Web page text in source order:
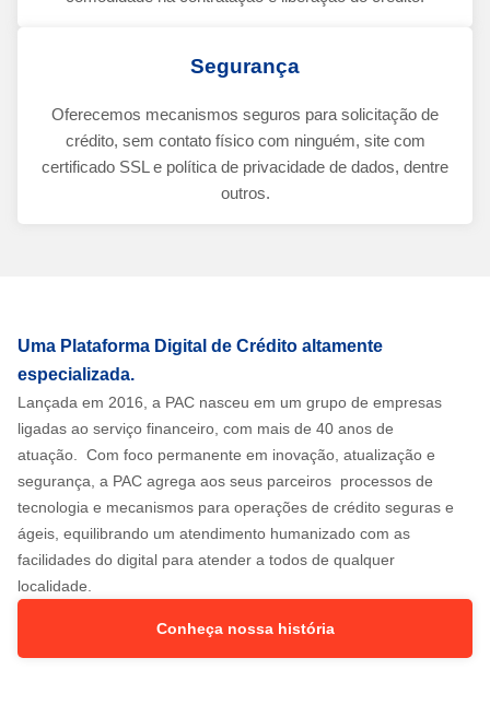
Segurança
Oferecemos mecanismos seguros para solicitação de
crédito, sem contato físico com ninguém, site com
certificado SSL e política de privacidade de dados, dentre
outros.
Uma Plataforma Digital de Crédito altamente
especializada.
Lançada em 2016, a PAC nasceu em um grupo de empresas
ligadas ao serviço financeiro, com mais de 40 anos de
atuação. Com foco permanente em inovação, atualização e
segurança, a PAC agrega aos seus parceiros processos de
tecnologia e mecanismos para operações de crédito seguras e
ágeis, equilibrando um atendimento humanizado com as
facilidades do digital para atender a todos de qualquer
localidade.
Conheça nossa história